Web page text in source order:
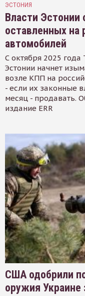
ЭСТОНИЯ
Власти Эстонии
оставленных на
автомобилей
С октября 2025
Эстонии начнет
возле КПП на
- если их законные
месяц - продавать.
издание ERR
США одобрили
оружия Украине